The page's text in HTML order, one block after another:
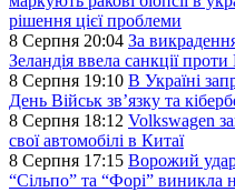
рішення цієї проблеми
8 Серпня 20:04 За
Зеландія ввела санкції
8 Серпня 19:10 В Україні
День Військ звʼязку та
8 Серпня 18:12 Volkswagen
свої автомобілі в Китаї
8 Серпня 17:15 Ворожий
“Сільпо” та “Форі” виникла